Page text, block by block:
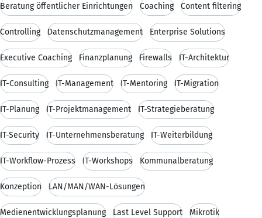
Beratung öffentlicher Einrichtungen Coaching Content filtering
Controlling Datenschutzmanagement Enterprise Solutions
Executive Coaching Finanzplanung Firewalls IT-Architektur
IT-Consulting IT-Management IT-Mentoring IT-Migration
IT-Planung IT-Projektmanagement IT-Strategieberatung
IT-Security IT-Unternehmensberatung IT-Weiterbildung
IT-Workflow-Prozess IT-Workshops Kommunalberatung
Konzeption LAN/MAN/WAN-Lösungen
Medienentwicklungsplanung Last Level Support Mikrotik